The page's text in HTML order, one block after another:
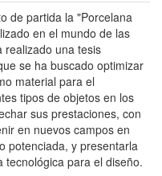
de partida la "Porcelana
en el mundo de las
realizado una tesis
se ha buscado optimizar
material para el
tipos de objetos en los
sus prestaciones, con
en nuevos campos en
potenciada, y presentarla
tecnológica para el diseño.